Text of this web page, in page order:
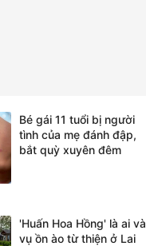
Bé gái 11 tuổi bị người
tình của mẹ đánh đập,
bắt quỳ xuyên đêm
'Huấn Hoa Hồng' là ai và
vụ ồn ào từ thiện ở Lai